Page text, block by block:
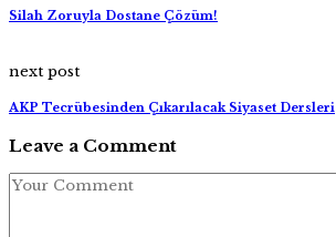
Silah Zoruyla Dostane Çözüm!
next post
AKP Tecrübesinden Çıkarılacak Siyaset Dersleri
Leave a Comment